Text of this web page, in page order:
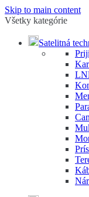
Skip to main content
Všetky kategórie
Satelitná